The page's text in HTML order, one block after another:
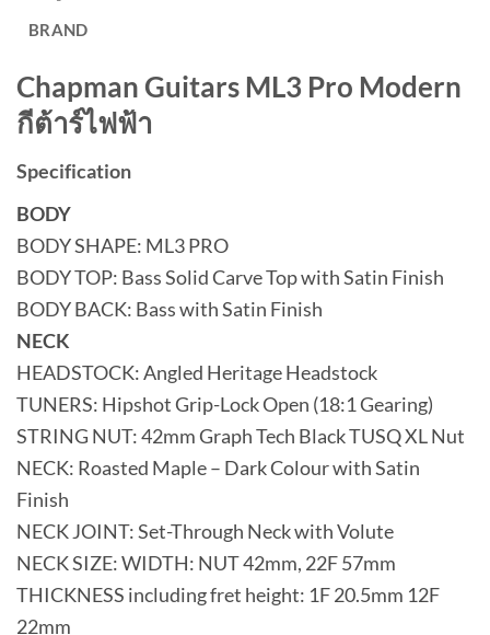
BRAND
Chapman Guitars ML3 Pro Modern
กีต้าร์ไฟฟ้า
Specification
BODY
BODY SHAPE: ML3 PRO
BODY TOP: Bass Solid Carve Top with Satin Finish
BODY BACK: Bass with Satin Finish
NECK
HEADSTOCK: Angled Heritage Headstock
TUNERS: Hipshot Grip-Lock Open (18:1 Gearing)
STRING NUT: 42mm Graph Tech Black TUSQ XL Nut
NECK: Roasted Maple – Dark Colour with Satin
Finish
NECK JOINT: Set-Through Neck with Volute
NECK SIZE: WIDTH: NUT 42mm, 22F 57mm
THICKNESS including fret height: 1F 20.5mm 12F
22mm